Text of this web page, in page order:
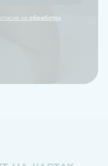
на обработку